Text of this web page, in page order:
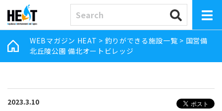
WEBマガジン HEAT > 釣りができる施設一覧 > 国営備
北丘陵公園 備北オートビレッジ
2023.3.10